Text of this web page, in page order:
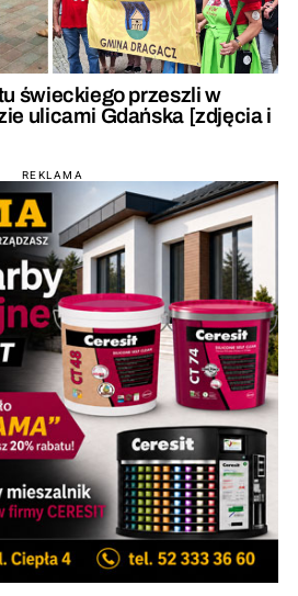
świeckiego przeszli w
ulicami Gdańska [zdjęcia i
REKLAMA